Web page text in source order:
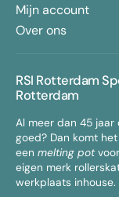
Mijn account
Over ons
RSI Rotterdam
Rotterdam
Al meer dan 45
goed? Dan komt het
een melting pot
eigen merk
werkplaats inhouse.